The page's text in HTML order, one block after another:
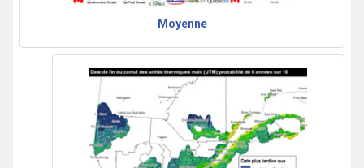
Moyenne